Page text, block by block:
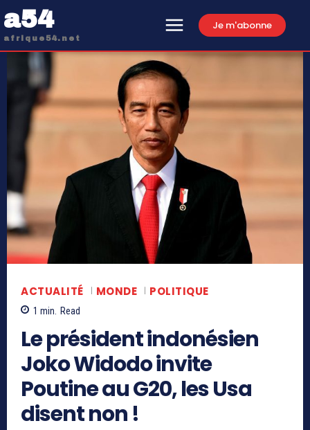
a54
afrique54.net
Je m'abonne
ACTUALITÉ MONDE POLITIQUE
1 min. Read
Le président indonésien
Joko Widodo invite
Poutine au G20, les Usa
disent non !